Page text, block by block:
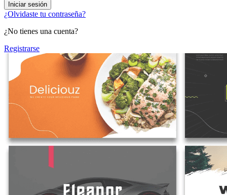
Iniciar sesión
¿Olvidaste tu contraseña?
¿No tienes una cuenta?
Registrarse